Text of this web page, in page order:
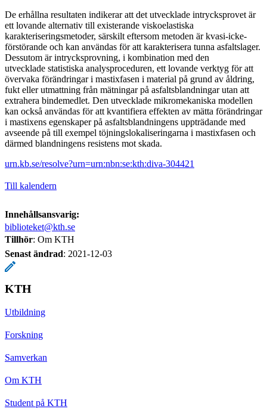
De erhållna resultaten indikerar att det utvecklade intrycksprovet är
ett lovande alternativ till existerande viskoelastiska
karakteriseringsmetoder, särskilt eftersom metoden är kvasi-icke-
förstörande och kan användas för att karakterisera tunna asfaltslager.
Dessutom är intrycksprovning, i kombination med den
utvecklade statistiska analysproceduren, ett lovande verktyg för att
övervaka förändringar i mastixfasen i material på grund av åldring,
fukt eller utmattning från mätningar på asfaltsblandningar utan att
extrahera bindemedlet. Den utvecklade mikromekaniska modellen
kan också användas för att kvantifiera effekten av mätta förändringar
i mastixens egenskaper på asfaltsblandningens uppträdande med
avseende på till exempel töjningslokaliseringarna i mastixfasen och
därmed blandningens resistens mot skada.
urn.kb.se/resolve?urn=urn:nbn:se:kth:diva-304421
Till kalendern
Innehållsansvarig:
biblioteket@kth.se
Tillhör: Om KTH
Senast ändrad: 2021-12-03
KTH
Utbildning
Forskning
Samverkan
Om KTH
Student på KTH